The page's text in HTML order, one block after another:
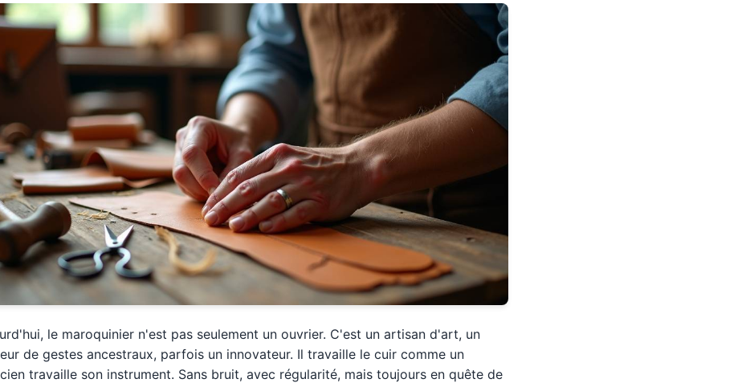
le maroquinier n'est pas seulement un ouvrier. C'est un artisan d'art, un
de gestes ancestraux, parfois un innovateur. Il travaille le cuir comme un
travaille son instrument. Sans bruit, avec régularité, mais toujours en quête de